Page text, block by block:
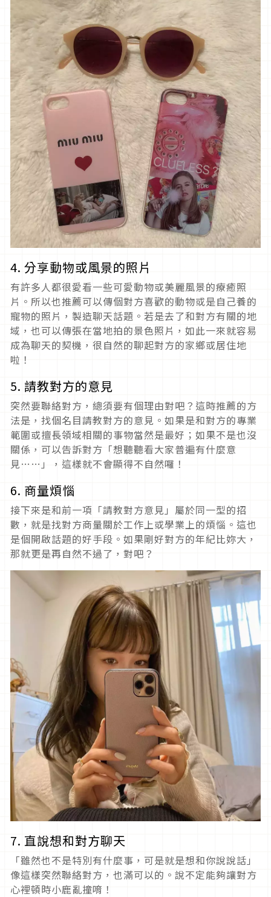
4. 分享動物或風景的照片
有許多人都很愛看一些可愛動物或美麗風景的療癒照
片。所以也推薦可以傳個對方喜歡的動物或是自己養的
寵物的照片，製造聊天話題。若是去了和對方有關的地
域，也可以傳張在當地拍的景色照片，如此一來就容易
成為聊天的契機，很自然的聊起對方的家鄉或居住地
啦！
5. 請教對方的意見
突然要聯絡對方，總須要有個理由對吧？這時推薦的方
法是，找個名目請教對方的意見。如果是和對方的專業
範圍或擅長領域相關的事物當然是最好；如果不是也沒
關係，可以告訴對方「想聽聽看大家普遍有什麼意
見……」，這樣就不會顯得不自然囉！
6. 商量煩惱
接下來是和前一項「請教對方意見」屬於同一型的招
數，就是找對方商量關於工作上或學業上的煩惱。這也
是個開啟話題的好手段。如果剛好對方的年紀比妳大，
那就更是再自然不過了，對吧？
7. 直說想和對方聊天
「雖然也不是特別有什麼事，可是就是想和你說說話」
像這樣突然聯絡對方，也滿可以的。說不定能夠讓對方
心裡頓時小鹿亂撞唷！